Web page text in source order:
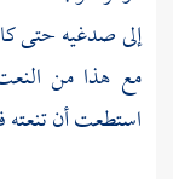
إلى صدغيه حتى
مع هذا من
استطعت أن